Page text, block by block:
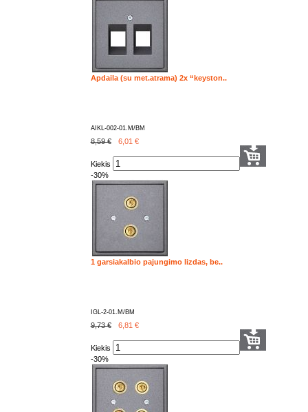
Apdaila (su met.atrama) 2x “keyston..
AIKL-002-01.M/BM
8,59 € 6,01 €
Kiekis
-30%
1 garsiakalbio pajungimo lizdas, be..
IGL-2-01.M/BM
9,73 € 6,81 €
Kiekis
-30%